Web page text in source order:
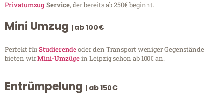
PrivatumzugService, der bereits ab 250€ beginnt.
Mini Umzug | ab 100€
Perfekt fürStudierendeoder den Transport weniger Gegenstände
bieten wirMini-Umzügein Leipzig schon ab 100€ an.
Entrümpelung | ab 150€